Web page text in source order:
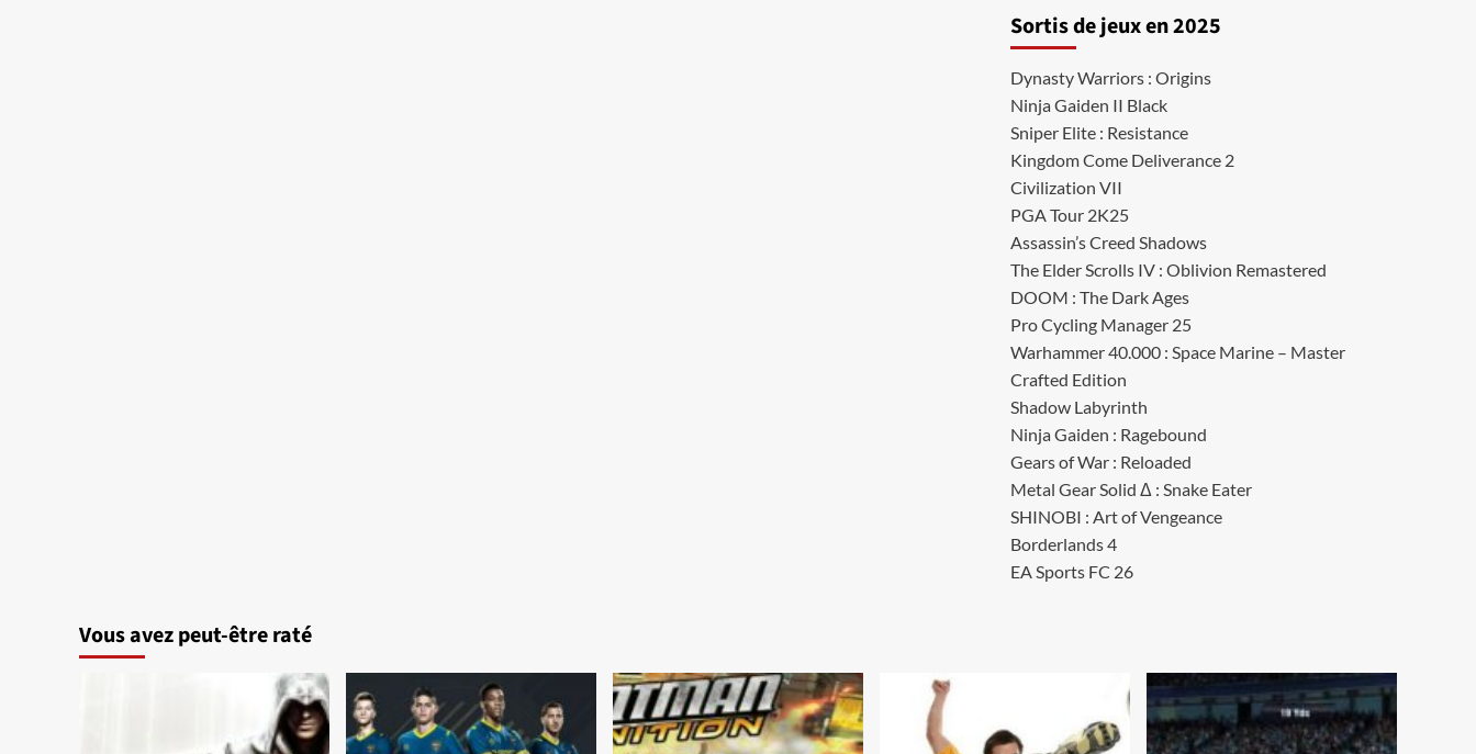
Sortis de jeux en 2025
Dynasty Warriors : Origins
Ninja Gaiden II Black
Sniper Elite : Resistance
Kingdom Come Deliverance 2
Civilization VII
PGA Tour 2K25
Assassin’s Creed Shadows
The Elder Scrolls IV : Oblivion Remastered
DOOM : The Dark Ages
Pro Cycling Manager 25
Warhammer 40.000 : Space Marine – Master
Crafted Edition
Shadow Labyrinth
Ninja Gaiden : Ragebound
Gears of War : Reloaded
Metal Gear Solid Δ : Snake Eater
SHINOBI : Art of Vengeance
Borderlands 4
EA Sports FC 26
Vous avez peut-être raté